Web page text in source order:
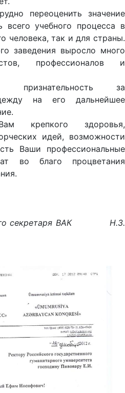
переоценить значение
всего учебного процесса в
человека, так и для страны.
заведения выросло много
профессионалов и
признательность за
на его дальнейшее
крепкого здоровья,
идей, возможности
Ваши профессиональные
во благо процветания
секретаря ВАК Н.З.